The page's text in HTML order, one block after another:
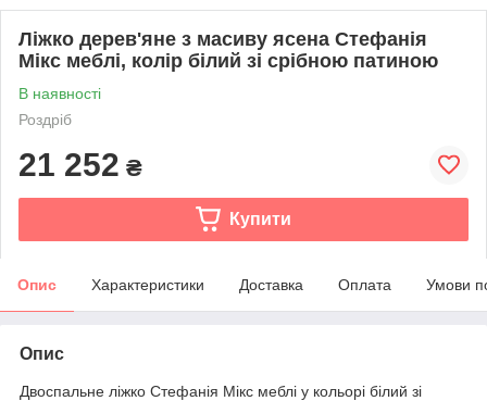
Ліжко дерев'яне з масиву ясена Стефанія
Мікс меблі, колір білий зі срібною патиною
В наявності
Роздріб
21 252 ₴
Купити
Опис Характеристики Доставка Оплата Умови
Опис
Двоспальне ліжко Стефанія Мікс меблі у кольорі білий зі